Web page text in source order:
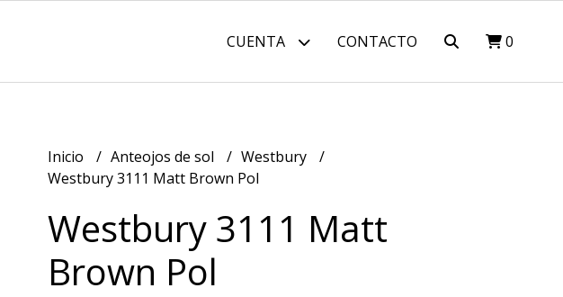
CUENTA CONTACTO 0
Inicio Anteojos de sol
Westbury
Westbury 3111 Matt Brown Pol
Westbury 3111 Matt
Brown Pol